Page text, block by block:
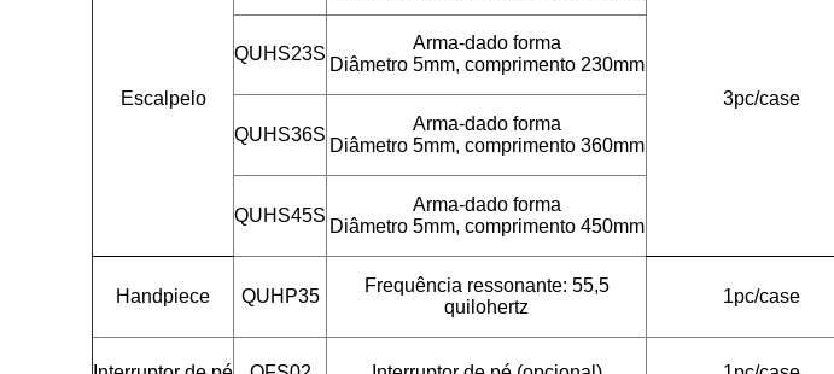
Escalpelo 3pc/case
QUHS23S
Arma-dado forma
Diâmetro 5mm, comprimento 230mm
QUHS36S
Arma-dado forma
Diâmetro 5mm, comprimento 360mm
QUHS45S
Arma-dado forma
Diâmetro 5mm, comprimento 450mm
Handpiece QUHP35
Frequência ressonante: 55,5
quilohertz
1pc/case